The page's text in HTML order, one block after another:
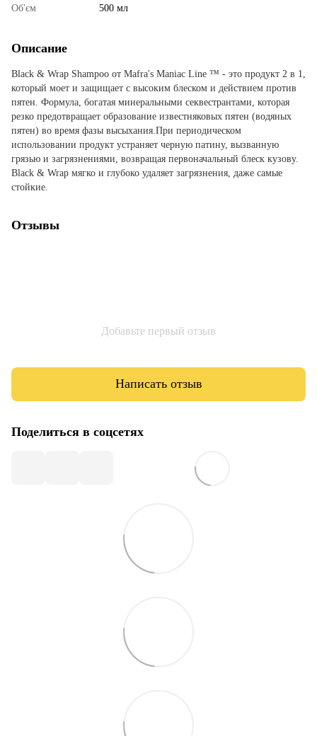
Об'єм
500 мл
Описание
Black & Wrap Shampoo от Mafra's Maniac Line ™ - это продукт 2 в 1,
который моет и защищает с высоким блеском и действием против
пятен. Формула, богатая минеральными секвестрантами, которая
резко предотвращает образование известняковых пятен (водяных
пятен) во время фазы высыхания.При периодическом
использовании продукт устраняет черную патину, вызванную
грязью и загрязнениями, возвращая первоначальный блеск кузову.
Black & Wrap мягко и глубоко удаляет загрязнения, даже самые
стойкие.
Отзывы
Добавьте первый отзыв
Написать отзыв
Поделиться в соцсетях